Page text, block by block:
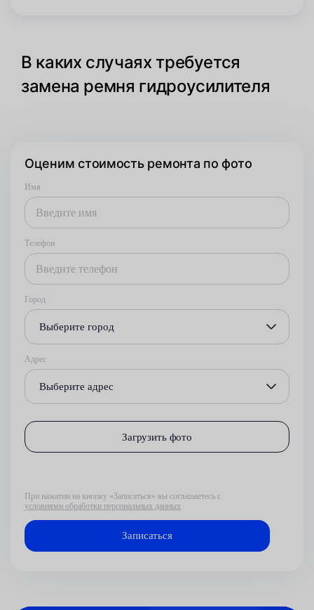
В каких случаях требуется
замена ремня гидроусилителя
Оценим стоимость ремонта по фото
Имя
Телефон
Город
Выберите город
Адрес
Выберите адрес
Загрузить фото
При нажатии на кнопку «Записаться» вы соглашаетесь с
условиями обработки персональных данных